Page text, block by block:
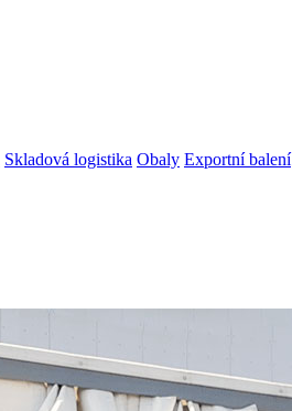
Skladová logistika Obaly Exportní balení